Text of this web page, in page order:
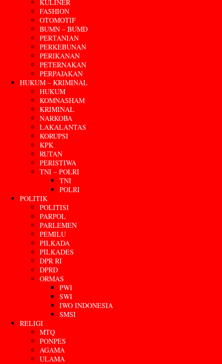
KULINER
FASHION
OTOMOTIF
BUMN – BUMD
PERTANIAN
PERKEBUNAN
PERIKANAN
PETERNAKAN
PERPAJAKAN
HUKUM – KRIMINAL
HUKUM
KOMNASHAM
KRIMINAL
NARKOBA
LAKALANTAS
KORUPSI
KPK
RUTAN
PERISTIWA
TNI – POLRI
TNI
POLRI
POLITIK
POLITISI
PARPOL
PARLEMEN
PEMILU
PILKADA
PILKADES
DPR RI
DPRD
ORMAS
PWI
SWI
IWO INDONESIA
SMSI
RELIGI
MTQ
PONPES
AGAMA
ULAMA